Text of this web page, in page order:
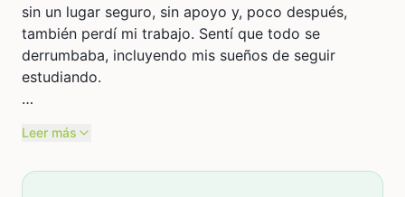
sin un lugar seguro, sin apoyo y, poco después,
también perdí mi trabajo. Sentí que todo se
derrumbaba, incluyendo mis sueños de seguir
estudiando.
continuar mi educación en una universidad estatal,
cambiar mi futuro: mis estudios. Pero la realidad es
Leer más